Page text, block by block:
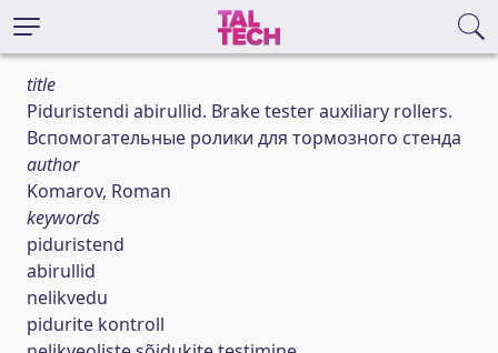
title
Piduristendi abirullid. Brake tester auxiliary rollers.
Вспомогательные ролики для тормозного стенда
author
Komarov, Roman
keywords
piduristend
abirullid
nelikvedu
pidurite kontroll